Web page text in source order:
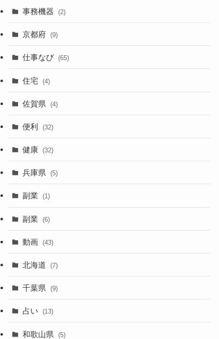
事務機器 (2)
京都府 (9)
仕事なび (65)
住宅 (4)
佐賀県 (4)
便利 (32)
健康 (32)
兵庫県 (5)
副業 (1)
副業 (6)
動画 (43)
北海道 (7)
千葉県 (9)
占い (13)
和歌山県 (5)